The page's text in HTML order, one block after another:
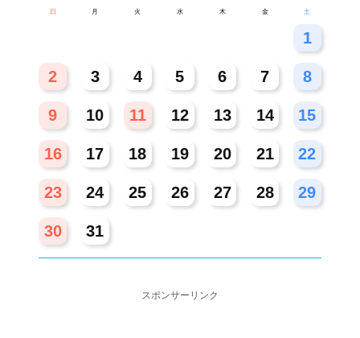
日 月 火 水 木 金 土
1
2 3 4 5 6 7 8
9 10 11 12 13 14 15
16 17 18 19 20 21 22
23 24 25 26 27 28 29
30 31
スポンサーリンク